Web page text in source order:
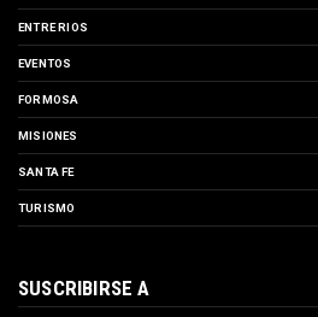
ENTRE RIOS
EVENTOS
FORMOSA
MISIONES
SANTA FE
TURISMO
SUSCRIBIRSE A